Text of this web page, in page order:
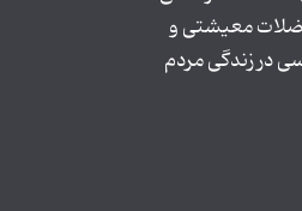
معیشتی و
در زندگی مردم